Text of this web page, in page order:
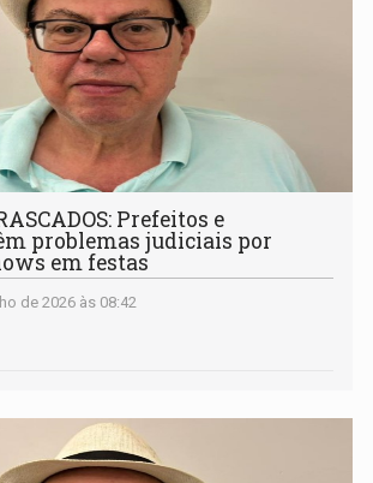
Prefeitos e
problemas judiciais por
em festas
de 2026 às 08:42